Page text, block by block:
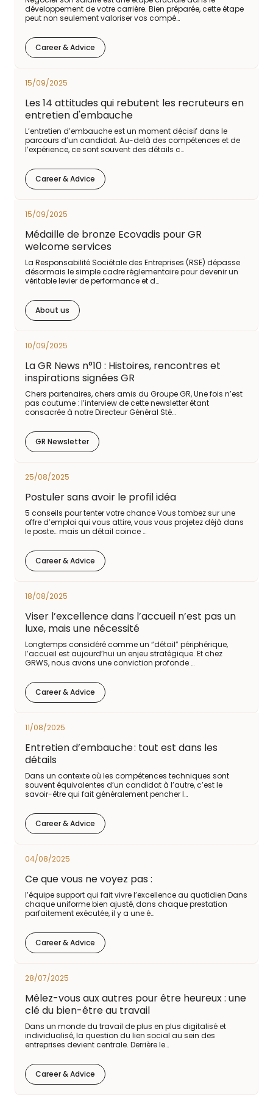
développement de votre carrière. Bien préparée, cette étape
peut non seulement valoriser vos compé…
Career & Advice
15/09/2025
Les 14 attitudes qui rebutent les recruteurs en
entretien d'embauche
L’entretien d’embauche est un moment décisif dans le
parcours d’un candidat. Au-delà des compétences et de
l’expérience, ce sont souvent des détails c…
Career & Advice
15/09/2025
Médaille de bronze Ecovadis pour GR
welcome services
La Responsabilité Sociétale des Entreprises (RSE) dépasse
désormais le simple cadre réglementaire pour devenir un
véritable levier de performance et d…
About us
10/09/2025
La GR News n°10 : Histoires, rencontres et
inspirations signées GR
Chers partenaires, chers amis du Groupe GR, Une fois n’est
pas coutume : l’interview de cette newsletter étant
consacrée à notre Directeur Général Sté…
GR Newsletter
25/08/2025
Postuler sans avoir le profil idéa
5 conseils pour tenter votre chance Vous tombez sur une
offre d’emploi qui vous attire, vous vous projetez déjà dans
le poste… mais un détail coince …
Career & Advice
18/08/2025
Viser l’excellence dans l’accueil n’est pas un
luxe, mais une nécessité
Longtemps considéré comme un “détail” périphérique,
l’accueil est aujourd’hui un enjeu stratégique. Et chez
GRWS, nous avons une conviction profonde …
Career & Advice
11/08/2025
Entretien d’embauche : tout est dans les
détails
Dans un contexte où les compétences techniques sont
souvent équivalentes d’un candidat à l’autre, c’est le
savoir-être qui fait généralement pencher l…
Career & Advice
04/08/2025
Ce que vous ne voyez pas :
l’équipe support qui fait vivre l’excellence au quotidien Dans
chaque uniforme bien ajusté, dans chaque prestation
parfaitement exécutée, il y a une é…
Career & Advice
28/07/2025
Mêlez-vous aux autres pour être heureux : une
clé du bien-être au travail
Dans un monde du travail de plus en plus digitalisé et
individualisé, la question du lien social au sein des
entreprises devient centrale. Derrière le…
Career & Advice